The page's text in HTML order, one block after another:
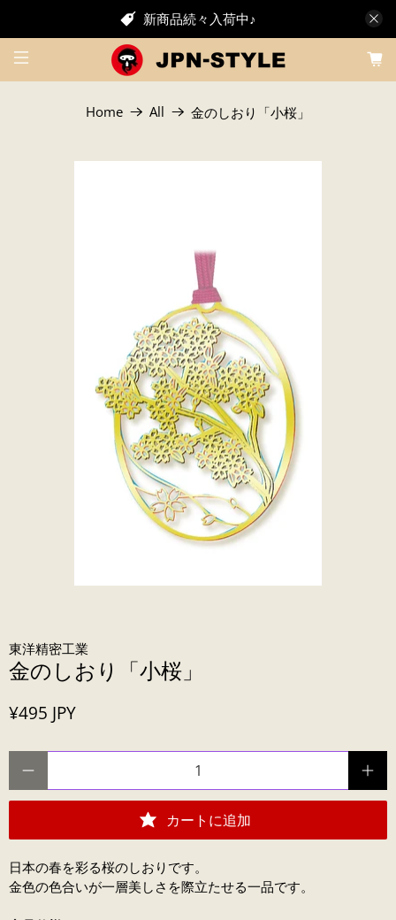
新商品続々入荷中♪
Home All 金のしおり「小桜」
東洋精密工業
金のしおり「小桜」
¥495 JPY
カートに追加
日本の春を彩る桜のしおりです。
金色の色合いが一層美しさを際立たせる一品です。